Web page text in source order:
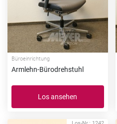
Büroeinrichtung
Armlehn-Bürodrehstuhl
Los ansehen